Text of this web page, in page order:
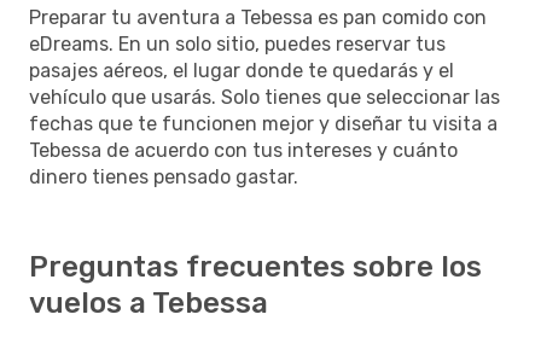
Preparar tu aventura a Tebessa es pan comido con
eDreams. En un solo sitio, puedes reservar tus
pasajes aéreos, el lugar donde te quedarás y el
vehículo que usarás. Solo tienes que seleccionar las
fechas que te funcionen mejor y diseñar tu visita a
Tebessa de acuerdo con tus intereses y cuánto
dinero tienes pensado gastar.
Preguntas frecuentes sobre los
vuelos a Tebessa